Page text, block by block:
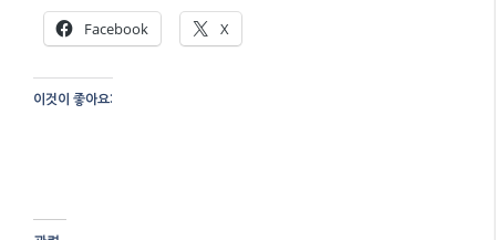
Facebook X
이것이 좋아요: